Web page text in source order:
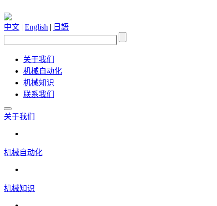
中文 | English | 日語
关于我们
机械自动化
机械知识
联系我们
关于我们
机械自动化
机械知识